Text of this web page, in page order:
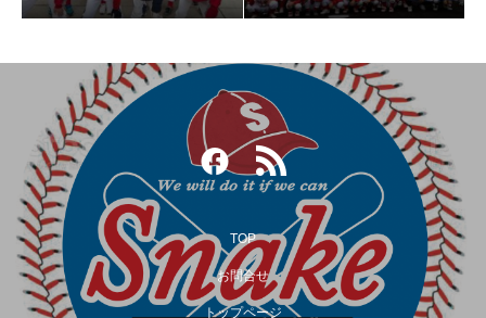
TOP
お問合せ
トップページ